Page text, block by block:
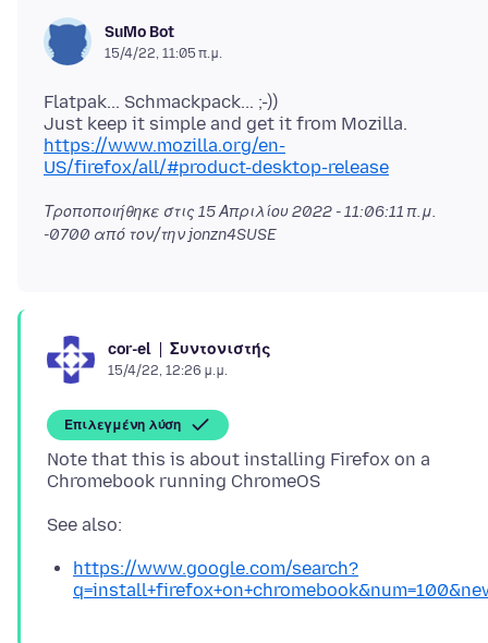
SuMo Bot
15/4/22, 11:05 π.μ.
Flatpak... Schmackpack... ;-))
Just keep it simple and get it from Mozilla.
https://www.mozilla.org/en-
US/firefox/all/#product-desktop-release
Τροποποιήθηκε στις 15 Απριλίου 2022 - 11:06:11 π.μ.
-0700 από τον/την jonzn4SUSE
cor-el Συντονιστής
15/4/22, 12:26 μ.μ.
Επιλεγμένη λύση
Note that this is about installing Firefox on a
https://www.google.com/search?